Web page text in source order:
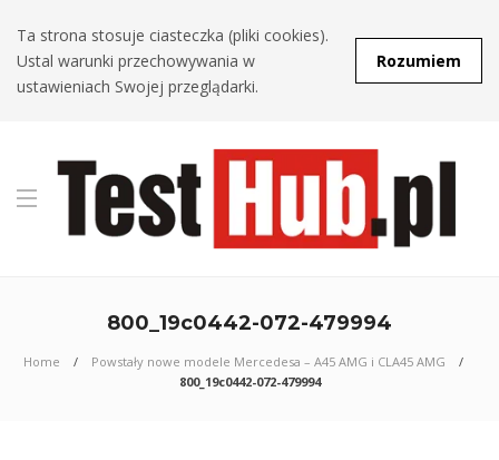
Ta strona stosuje ciasteczka (pliki cookies).
Ustal warunki przechowywania w
ustawieniach Swojej przeglądarki.
Rozumiem
800_19c0442-072-479994
Home
Powstały nowe modele Mercedesa – A45 AMG i CLA45 AMG
800_19c0442-072-479994